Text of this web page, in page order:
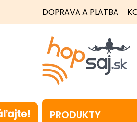
DOPRAVA A PLATBA
PRODUKTY